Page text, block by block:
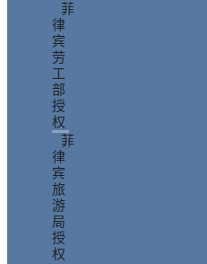
菲
律
宾
劳
工
部
授
权
菲
律
宾
旅
游
局
授
权